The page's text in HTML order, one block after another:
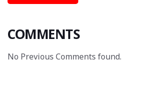
COMMENTS
No Previous Comments found.